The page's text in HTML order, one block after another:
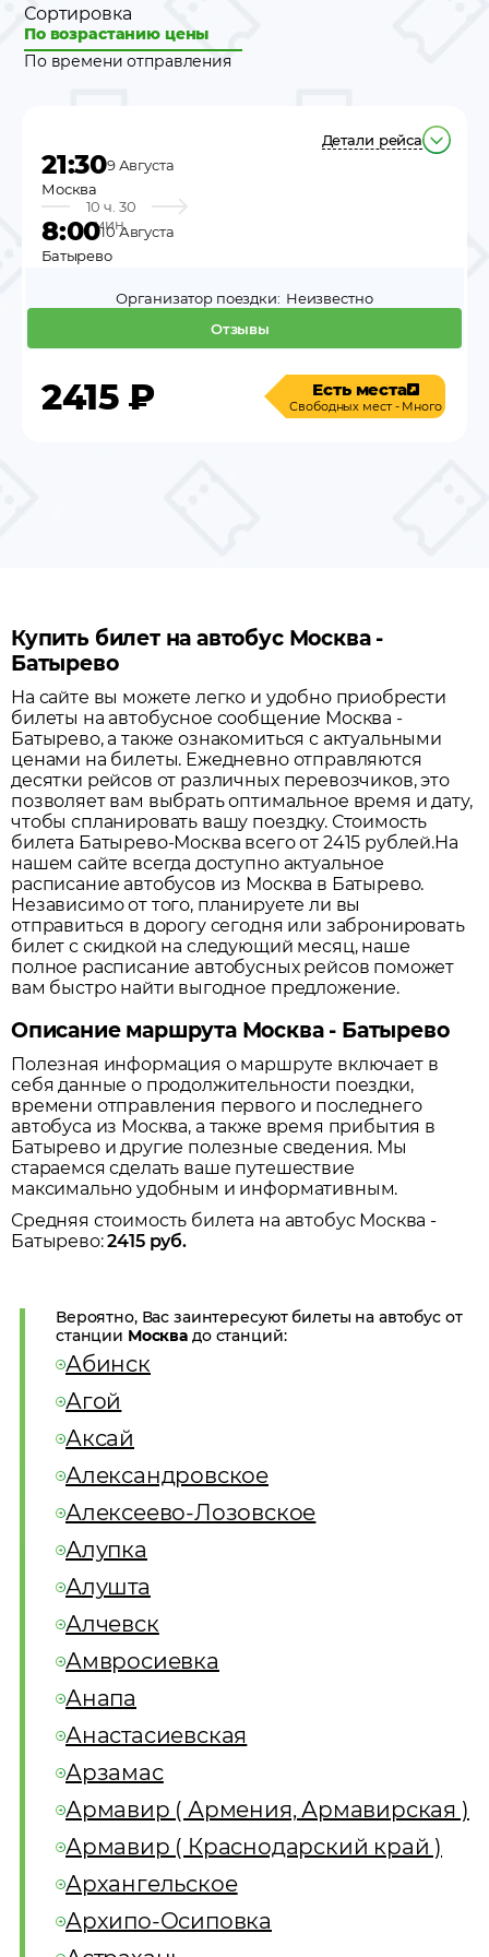
Сортировка
По возрастанию цены
По времени отправления
Детали рейса
21:309 Августа
Москва
10 ч. 30
мин.
8:0010 Августа
Батырево
Отзывы
Организатор поездки: Неизвестно
2415₽ Есть места
Свободных мест - Много
Купить билет на автобус Москва -
Батырево
На сайте вы можете легко и удобно приобрести
билеты на автобусное сообщение Москва -
Батырево, а также ознакомиться с актуальными
ценами на билеты. Ежедневно отправляются
десятки рейсов от различных перевозчиков, это
позволяет вам выбрать оптимальное время и дату,
чтобы спланировать вашу поездку. Стоимость
билета Батырево-Москва всего от 2415 рублей.На
нашем сайте всегда доступно актуальное
расписание автобусов из Москва в Батырево.
Независимо от того, планируете ли вы
отправиться в дорогу сегодня или забронировать
билет с скидкой на следующий месяц, наше
полное расписание автобусных рейсов поможет
вам быстро найти выгодное предложение.
Описание маршрута Москва - Батырево
Полезная информация о маршруте включает в
себя данные о продолжительности поездки,
времени отправления первого и последнего
автобуса из Москва, а также время прибытия в
Батыревои другие полезные сведения. Мы
стараемся сделать ваше путешествие
максимально удобным и информативным.
Средняя стоимость билета на автобус Москва -
Батырево: 2415руб.
Вероятно, Вас заинтересуют билеты на автобус от
станции Москва до станций:
Абинск
Агой
Аксай
Александровское
Алексеево-Лозовское
Алупка
Алушта
Алчевск
Амвросиевка
Анапа
Анастасиевская
Арзамас
Армавир ( Армения, Армавирская )
Армавир ( Краснодарский край )
Архангельское
Архипо-Осиповка